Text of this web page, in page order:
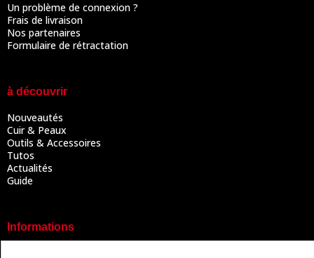
Un problème de connexion ?
Frais de livraison
Nos partenaires
Formulaire de rétractation
à découvrir
Nouveautés
Cuir & Peaux
Outils & Accessoires
Tutos
Actualités
Guide
Informations